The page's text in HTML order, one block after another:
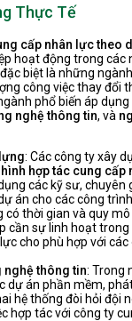
Thực Tế
cấp nhân lực theo
hoạt động trong các
biệt là những
công việc thay đổi
phổ biến áp
nghệ thông tin, và
: Các công ty xây
hợp tác cung cấp
các kỹ sư, chuyên
án cho các công
thời gian và quy mô
cần sự linh hoạt trong
cho phù hợp với
nghệ thông tin: Trong
dự án phần mềm,
hệ thống đòi hỏi đội
hợp tác với công ty